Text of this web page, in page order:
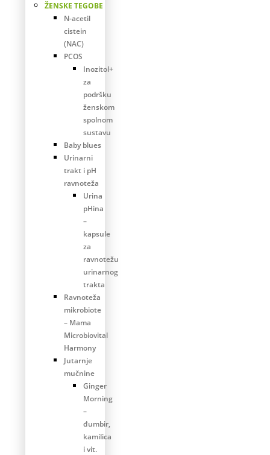
ŽENSKE TEGOBE
N-acetil
cistein
(NAC)
PCOS
Inozitol+
za
podršku
ženskom
spolnom
sustavu
Baby blues
Urinarni
trakt i pH
ravnoteža
Urina
pHina
–
kapsule
za
ravnotežu
urinarnog
trakta
Ravnoteža
mikrobiote
– Mama
Microbiovital
Harmony
Jutarnje
mučnine
Ginger
Morning
–
đumbir,
kamilica
i vit.